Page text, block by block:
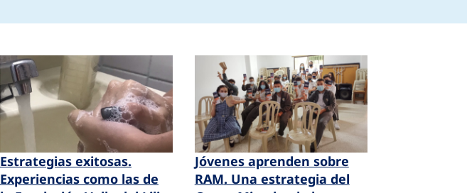
Estrategias exitosas.
Experiencias como las de
Jóvenes aprenden sobre
RAM. Una estrategia del